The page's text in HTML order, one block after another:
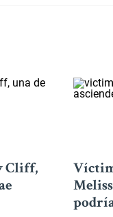
Cliff,